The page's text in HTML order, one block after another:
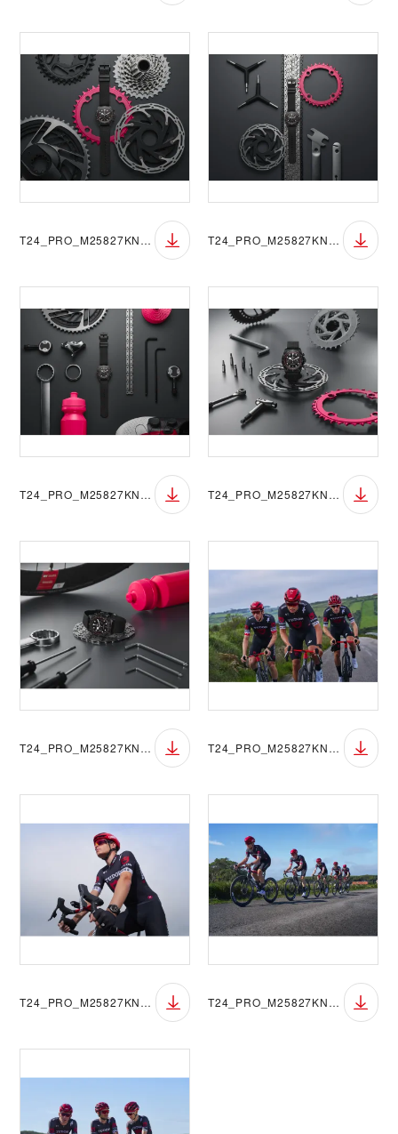
T24_PRO_M25827KN_007 T24_PRO_M25827KN_006
T24_PRO_M25827KN_005 T24_PRO_M25827KN_008
T24_PRO_M25827KN_011 T24_PRO_M25827KN_1976
T24_PRO_M25827KN_0461 T24_PRO_M25827KN_4494